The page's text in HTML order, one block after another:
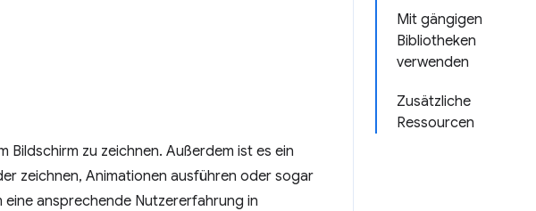
Mit gängigen
Bibliotheken
verwenden
Zusätzliche
Ressourcen
zu zeichnen. Außerdem ist es ein
zeichnen, Animationen ausführen oder sogar
ansprechende Nutzererfahrung in